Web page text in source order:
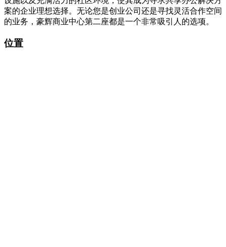
案的企业理想选择。无论您是创业公司还是寻找灵活合作空间
的业务，豪辉商业中心第二座都是一个非常吸引人的选项。
位置